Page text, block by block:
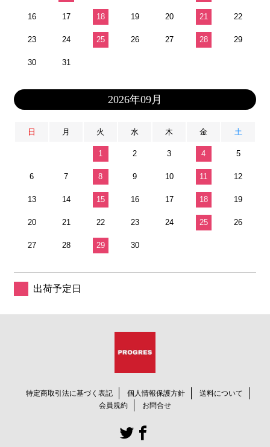
16 17 18 19 20 21 22
23 24 25 26 27 28 29
30 31
2026年09月
日 月 火 水 木 金 土
1 2 3 4 5
6 7 8 9 10 11 12
13 14 15 16 17 18 19
20 21 22 23 24 25 26
27 28 29 30
出荷予定日
特定商取引法に基づく表記 個人情報保護方針
送料について
会員規約
お問合せ